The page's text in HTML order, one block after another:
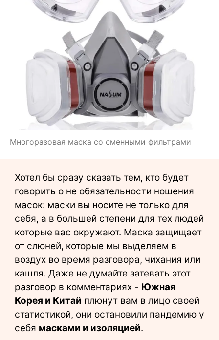
Многоразовая маска со сменными фильтрами
Хотел бы сразу сказать тем, кто будет
говорить о не обязательности ношения
масок: маски вы носите не только для
себя, а в большей степени для тех людей
которые вас окружают. Маска защищает
от слюней, которые мы выделяем в
воздух во время разговора, чихания или
кашля. Даже не думайте затевать этот
разговор в комментариях - Южная
Корея и Китай плюнут вам в лицо своей
статистикой, они остановили пандемию у
себя масками и изоляцией.